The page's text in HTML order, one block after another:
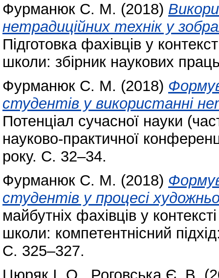
Фурманюк С. М. (2018)
нетрадиційних технік у
Підготовка фахівців у
школи: збірник наукових
Фурманюк С. М. (2018)
студентів у використанні
Потенціал сучасної науки
науково-практичної
року. С. 32–34.
Фурманюк С. М. (2018)
студентів у процесі
майбутніх фахівців у
школи: компетентнісний
С. 325–327.